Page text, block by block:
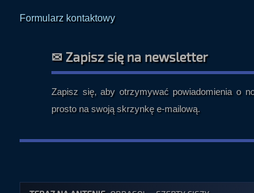
Formularz kontaktowy
✉ Zapisz się na newsletter
Zapisz się, aby otrzymywać powiadomienia o
prosto na swoją skrzynkę e-mailową.